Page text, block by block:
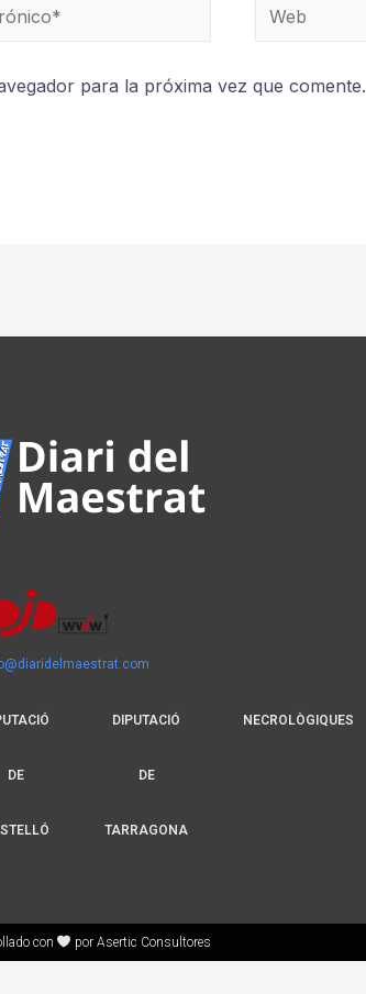
para la próxima vez que comente.
DE
DIPUTACIÓ
DE
TARRAGONA
NECROLÒGIQUES
con por Asertic Consultores